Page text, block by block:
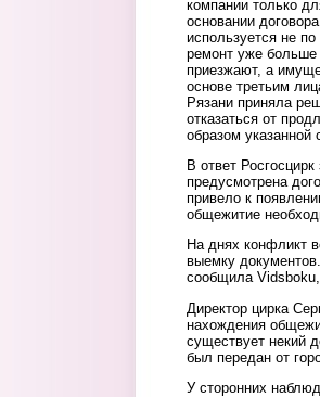
компании только
основании
используется не
ремонт уже больше
приезжают, а
основе третьим
Рязани приняла
отказаться от
образом указанной
В ответ
предусмотрена
привело к
общежитие
На днях конфликт
выемку
сообщила Vidsboku,
Директор цирка
нахождения
существует некий
был передан от
У сторонних